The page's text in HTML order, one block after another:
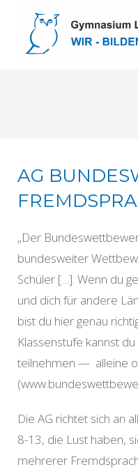
AG
„Der
bundesweiter
Schüler […]. Wenn du
und dich für andere
bist du hier genau
Klassenstufe kannst
teilnehmen — alleine
Die AG richtet sich an
8-13, die Lust haben,
mehrerer